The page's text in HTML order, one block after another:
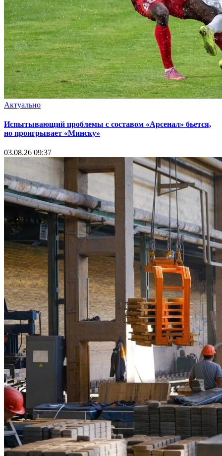
Актуально
Испытывающий проблемы с составом «Арсенал» бьется,
но проигрывает «Минску»
03.08.26 09:37